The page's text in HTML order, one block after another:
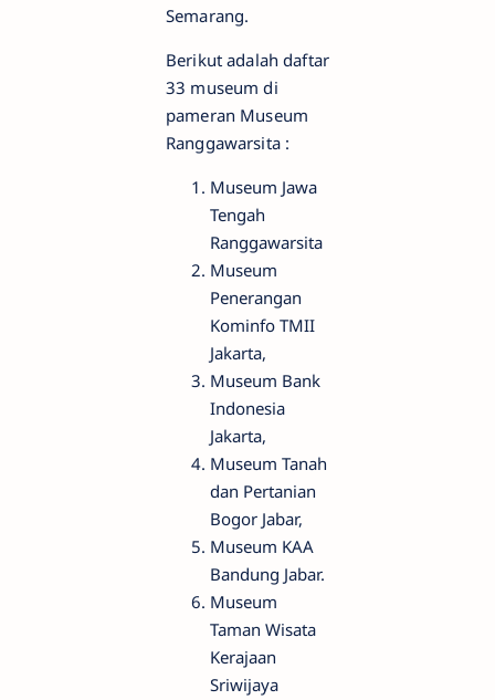
Semarang.
Berikut adalah daftar
33 museum di
pameran Museum
Ranggawarsita :
Museum Jawa
Tengah
Ranggawarsita
Museum
Penerangan
Kominfo TMII
Jakarta,
Museum Bank
Indonesia
Jakarta,
Museum Tanah
dan Pertanian
Bogor Jabar,
Museum KAA
Bandung Jabar.
Museum
Taman Wisata
Kerajaan
Sriwijaya